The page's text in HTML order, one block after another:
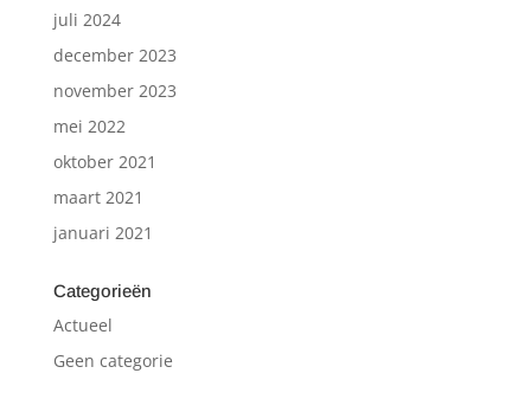
juli 2024
december 2023
november 2023
mei 2022
oktober 2021
maart 2021
januari 2021
Categorieën
Actueel
Geen categorie